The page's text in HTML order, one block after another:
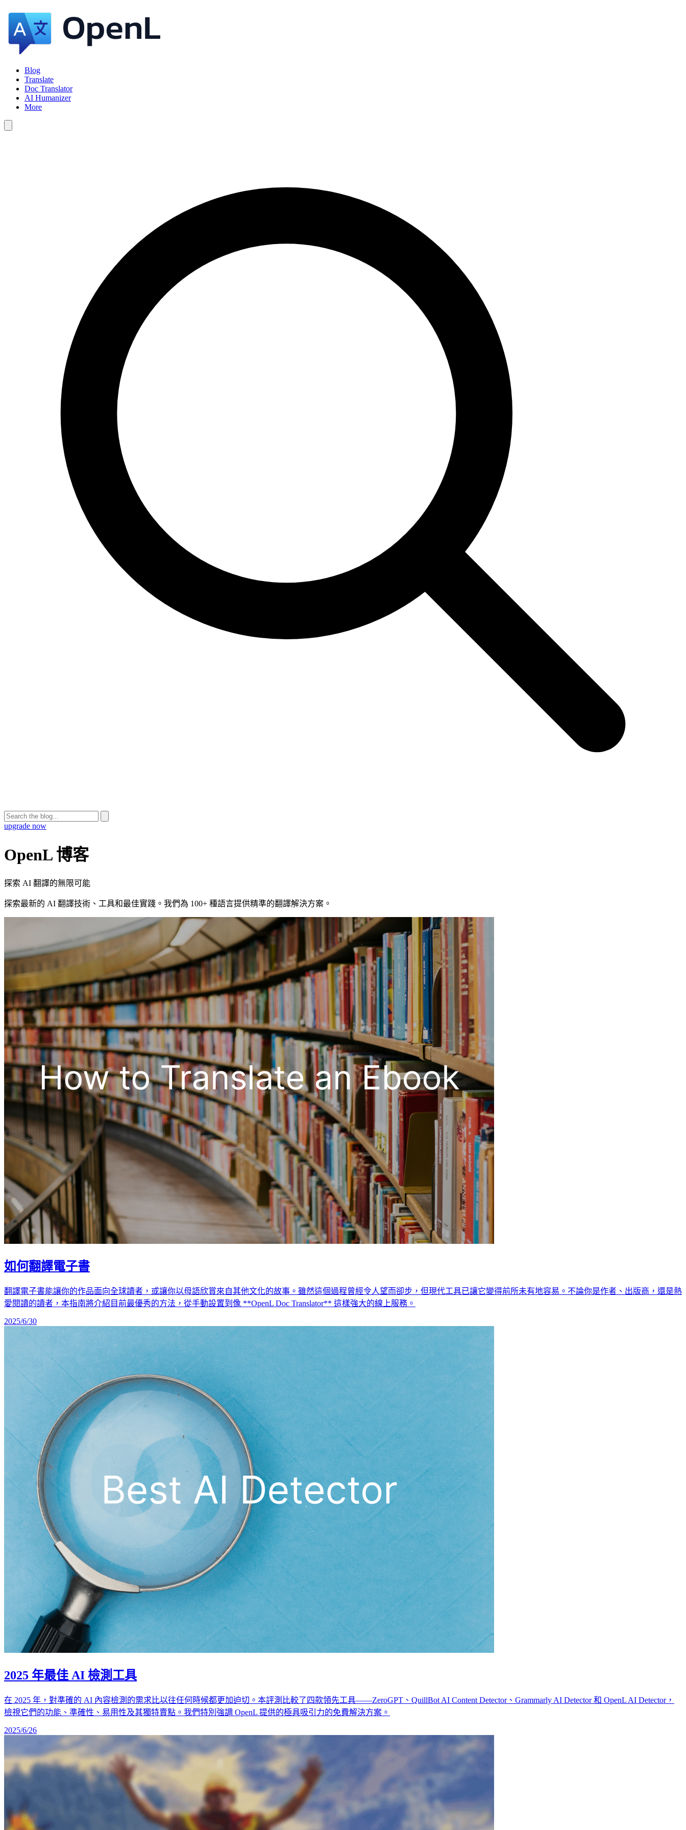
Blog
Translate
Doc Translator
AI Humanizer
More
upgrade now
OpenL 博客
探索 AI 翻譯的無限可能
探索最新的 AI 翻譯技術、工具和最佳實踐。我們為 100+ 種語言提供精準的翻譯解決方案。
如何翻譯電子書
翻譯電子書能讓你的作品面向全球讀者，或讓你以母語欣賞來自其他文化的故事。雖然這個過程曾經令人望而卻步，但現代工具已讓它變得前所未有地容易。不論你是作者、出版商，還是熱
愛閱讀的讀者，本指南將介紹目前最優秀的方法，從手動設置到像 **OpenL Doc Translator** 這樣強大的線上服務。
2025/6/30
2025 年最佳 AI 檢測工具
在 2025 年，對準確的 AI 內容檢測的需求比以往任何時候都更加迫切。本評測比較了四款領先工具——ZeroGPT、QuillBot AI Content Detector、Grammarly AI Detector 和 OpenL AI Detector，
檢視它們的功能、準確性、易用性及其獨特賣點。我們特別強調 OpenL 提供的極具吸引力的免費解決方案。
2025/6/26